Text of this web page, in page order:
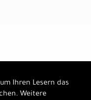
Ihren Lesern das
Weitere
Auftrag widerrufen